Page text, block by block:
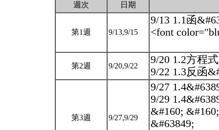
週次 日期
第1週 9/13,9/15
9/13 1.1函
<font
第2週 9/20,9/22
9/20 1.2方程
9/22 1.3反函
第3週 9/27,9/29
9/27
9/29
&#160;
&#63849;